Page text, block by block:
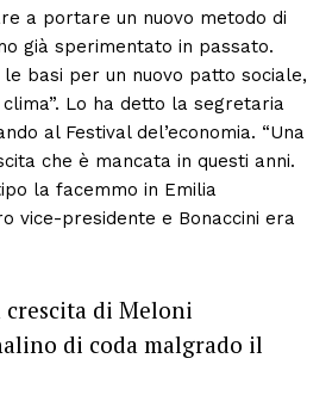
a portare un nuovo metodo di
già sperimentato in passato.
basi per un nuovo patto sociale,
Lo ha detto la segretaria
al Festival del’economia. “Una
che è mancata in questi anni.
la facemmo in Emilia
vice-presidente e Bonaccini era
crescita di Meloni
di coda malgrado il